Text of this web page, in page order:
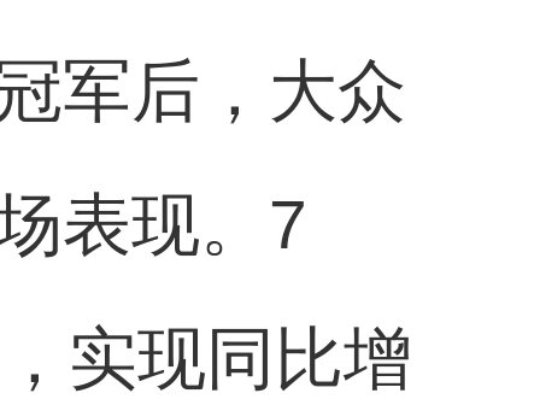
军后，大众
表现。7
实现同比增